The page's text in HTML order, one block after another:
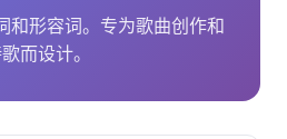
和形容词。专为歌曲创作和
而设计。